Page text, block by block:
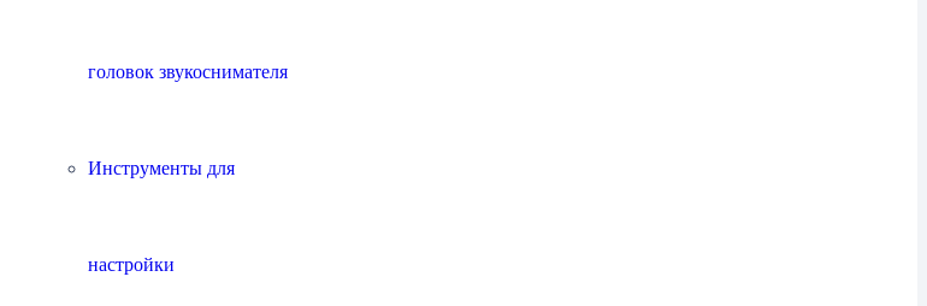
головок звукоснимателя
Инструменты для
настройки